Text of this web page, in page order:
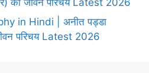
in Hindi | अनीत पड्डा
परिचय Latest 2026